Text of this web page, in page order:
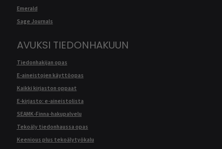
Emerald
Sage Journals
AVUKSI TIEDONHAKUUN
Tiedonhakijan opas
E-aineistojen käyttöopas
Kaikki kirjaston oppaat
E-kirjasto: e-aineistolista
SEAMK-Finna-hakupalvelu
Tekoäly tiedonhaussa opas
Keenious plus tekoälytyökalu